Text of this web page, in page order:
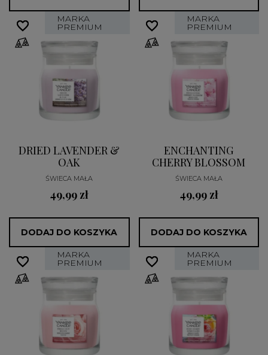
MARKA
PREMIUM
DRIED LAVENDER &
OAK
ŚWIECA MAŁA
49,99 zł
DODAJ DO KOSZYKA
favorite_border
favorite_border MARKA
PREMIUM
ENCHANTING
CHERRY BLOSSOM
ŚWIECA MAŁA
49,99 zł
DODAJ DO KOSZYKA
favorite_border
favorite_border
MARKA
PREMIUM
favorite_border
favorite_border MARKA
PREMIUM
favorite_border
favorite_border